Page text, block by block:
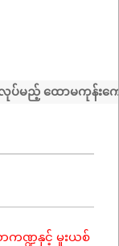
ပ်မည့် ထောမကုန်းကျေ
ဏ္ဍနှင့် မူးယစ်